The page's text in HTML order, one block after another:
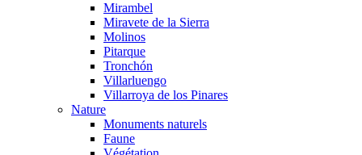
Mirambel
Miravete de la Sierra
Molinos
Pitarque
Tronchón
Villarluengo
Villarroya de los Pinares
Nature
Monuments naturels
Faune